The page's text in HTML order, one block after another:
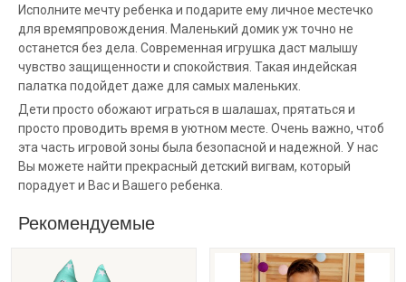
Исполните мечту ребенка и подарите ему личное местечко
для времяпровождения. Маленький домик уж точно не
останется без дела. Современная игрушка даст малышу
чувство защищенности и спокойствия. Такая индейская
палатка подойдет даже для самых маленьких.
Дети просто обожают играться в шалашах, прятаться и
просто проводить время в уютном месте. Очень важно, чтоб
эта часть игровой зоны была безопасной и надежной. У нас
Вы можете найти прекрасный детский вигвам, который
порадует и Вас и Вашего ребенка.
Рекомендуемые